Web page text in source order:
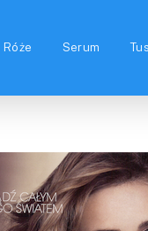
Róże Serum